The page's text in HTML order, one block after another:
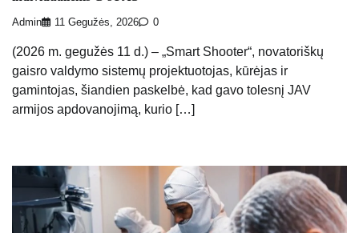
Admin 11 Gegužės, 2026 0
(2026 m. gegužės 11 d.) – „Smart Shooter“, novatoriškų
gaisro valdymo sistemų projektuotojas, kūrėjas ir
gamintojas, šiandien paskelbė, kad gavo tolesnį JAV
armijos apdovanojimą, kurio […]